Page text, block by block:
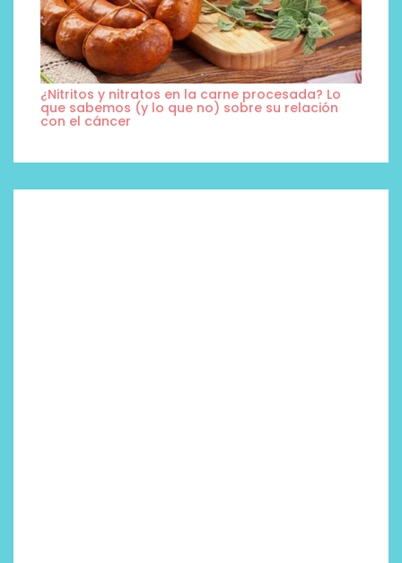
¿Nitritos y nitratos en la carne procesada? Lo
que sabemos (y lo que no) sobre su relación
con el cáncer